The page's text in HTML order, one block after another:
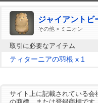
ジャイアントビ
その他 > ミニオン
取引に必要なアイテム
ティターニアの羽根 x 1
サイト上に記載されている会